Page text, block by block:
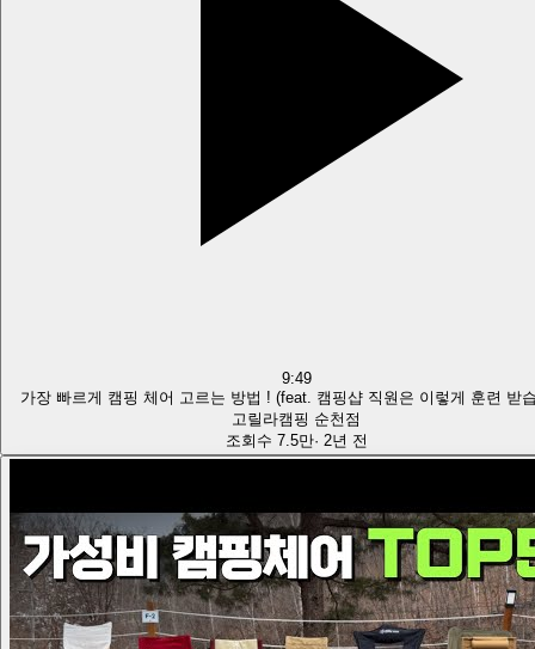
9:49
가장 빠르게 캠핑 체어 고르는 방법 ! (feat. 캠핑샵 직원은 이렇게 훈련 받
고릴라캠핑 순천점
조회수 7.5만· 2년 전